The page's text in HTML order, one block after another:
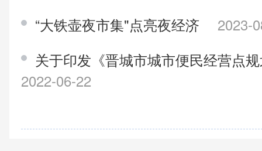
“大铁壶夜市集"点亮夜经济
2023-
关于印发《晋城市城市便民经营点
2022-06-22